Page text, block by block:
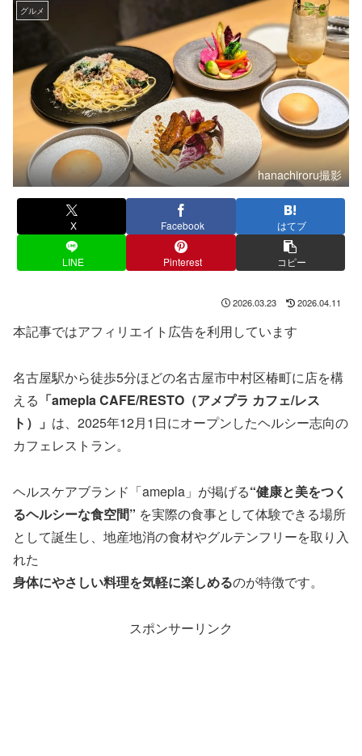
グルメ
hanachiroru撮影
X Facebook はてブ
LINE Pinterest コピー
2026.03.23 2026.04.11
本記事ではアフィリエイト広告を利用しています
名古屋駅から徒歩5分ほどの名古屋市中村区椿町に店を構
える 「amepla CAFE/RESTO（アメプラ カフェ/レス
ト）」 は、2025年12月1日にオープンしたヘルシー志向の
カフェレストラン。
ヘルスケアブランド「amepla」が掲げる“健康と美をつく
るヘルシーな食空間” を実際の食事として体験できる場所
として誕生し、地産地消の食材やグルテンフリーを取り入
れた
身体にやさしい料理を気軽に楽しめるのが特徴です。
スポンサーリンク